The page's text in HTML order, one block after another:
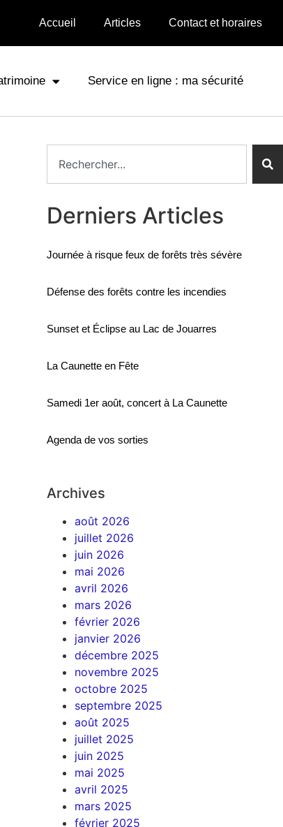
Accueil Articles Contact et horaires
Service en ligne : ma sécurité
Derniers Articles
Journée à risque feux de forêts très sévère
Défense des forêts contre les incendies
Sunset et Éclipse au Lac de Jouarres
La Caunette en Fête
Samedi 1er août, concert à La Caunette
Agenda de vos sorties
Archives
août 2026
juillet 2026
juin 2026
mai 2026
avril 2026
mars 2026
février 2026
janvier 2026
décembre 2025
novembre 2025
octobre 2025
septembre 2025
août 2025
juillet 2025
juin 2025
mai 2025
avril 2025
mars 2025
février 2025